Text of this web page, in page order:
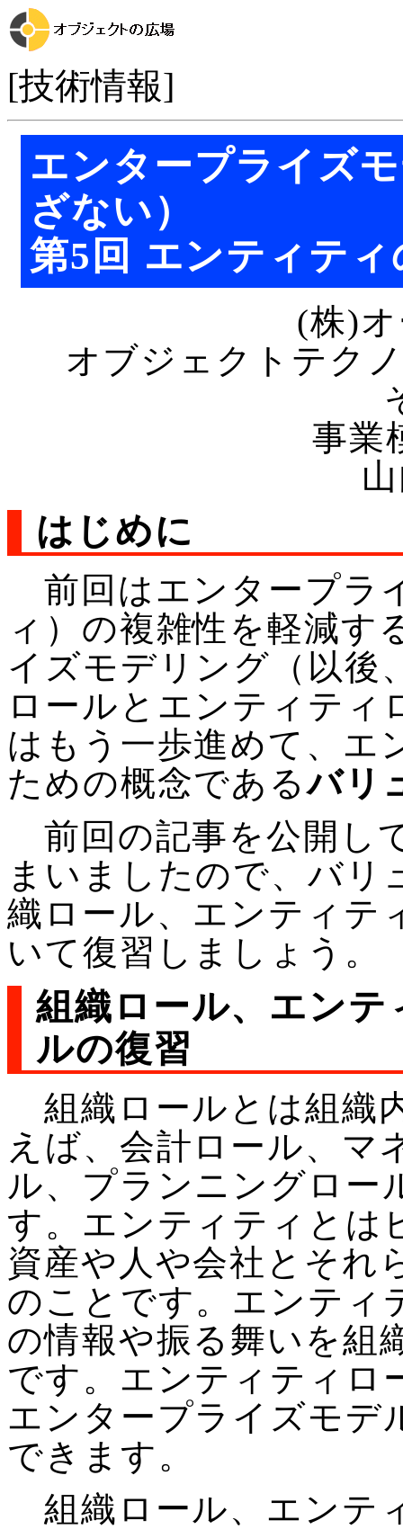
[技術情報]
エンタープライズ
ざない）
第5回 エンティテ
(株)
オブジェクトテク
事業
はじめに
前回はエンタープラ
ィ）の複雑性を軽減す
イズモデリング（以後
ロールとエンティティ
はもう一歩進めて、エ
ための概念であるバリ
前回の記事を公開し
まいましたので、バリ
織ロール、エンティテ
いて復習しましょう。
組織ロール、エン
ルの復習
組織ロールとは組織
えば、会計ロール、マ
ル、プランニングロー
す。エンティティとは
資産や人や会社とそれ
のことです。エンティ
の情報や振る舞いを組
です。エンティティロ
エンタープライズモデ
できます。
組織ロール、エンテ